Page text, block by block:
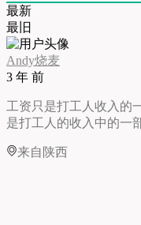
最新
最旧
Andy烧麦
3 年 前
工资只是打工人收入的
是打工人的收入中的一
来自陕西